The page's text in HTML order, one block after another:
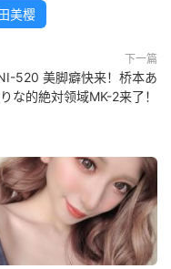
美樱
下一篇
520 美脚癖快来！桥本あ
りな的絶対领域MK-2来了！